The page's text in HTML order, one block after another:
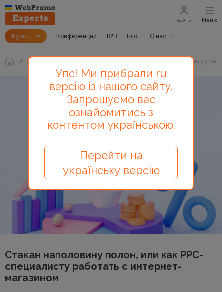
Курсы Конференции B2B Блог О нас
Войти Меню
Блог Стакан наполовину полон, или как PPC-специалисту
Стакан наполовину полон, или как PPC-
специалисту работать с интернет-
магазином
Упс! Ми прибрали ru
версію із нашого сайту.
Запрошуємо вас
ознайомитись з
контентом українською.
Перейти на
українську версію